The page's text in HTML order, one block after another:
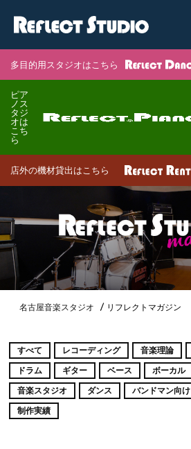
多目的用スタジオはこちら
ピア
ノス
タジ
オは
こち
ら
店外の機材貸出はこちら
名古屋音楽スタジオ リフレクトマガジン
すべて レコーディング 音楽理論
ドラム ギター ベース ボーカル
音楽スタジオ ダンス バンドマン向け
制作実績